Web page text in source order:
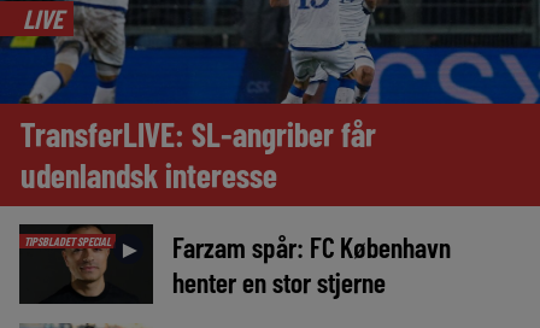
LIVE
TransferLIVE: SL-angriber får
udenlandsk interesse
TIPSBLADET SPECIAL ►
Farzam spår: FC København
henter en stor stjerne